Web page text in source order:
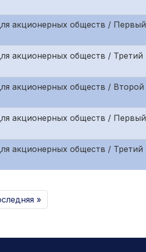
акционерных обществ / Первый
акционерных обществ / Третий
акционерных обществ / Второй
акционерных обществ / Первый
акционерных обществ / Третий
»